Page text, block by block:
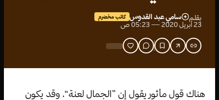
بقلم سامي عبد القدوس كاتب مخضرم
23 أبريل 2020 — 05:23 ص
هناك قول مأثور يقول إن ”الجمال لعنة“، وقد يكون